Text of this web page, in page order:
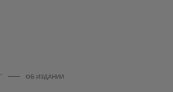
ОБ ИЗДАНИИ